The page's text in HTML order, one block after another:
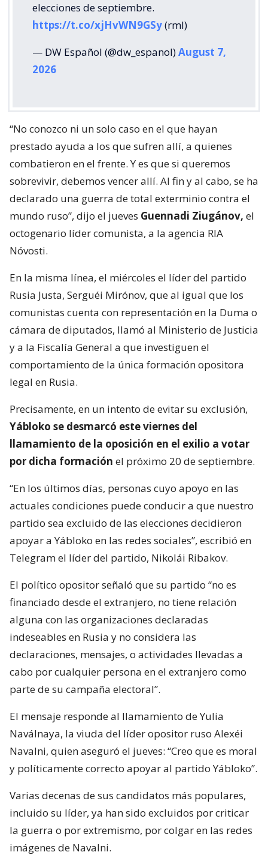
elecciones de septiembre.
https://t.co/xjHvWN9GSy(rml)
— DW Español (@dw_espanol)August 7,
2026
“No conozco ni un solo caso en el que hayan
prestado ayuda a los que sufren allí, a quienes
combatieron en el frente. Y es que si queremos
sobrevivir, debemos vencer allí. Al fin y al cabo, se ha
declarado una guerra de total exterminio contra el
mundo ruso”, dijo el jueves Guennadi Ziugánov, el
octogenario líder comunista, a la agencia RIA
Nóvosti.
En la misma línea, el miércoles el líder del partido
Rusia Justa, Serguéi Mirónov, que al igual que los
comunistas cuenta con representación en la Duma o
cámara de diputados, llamó al Ministerio de Justicia
y a la Fiscalía General a que investiguen el
comportamiento de la única formación opositora
legal en Rusia.
Precisamente, en un intento de evitar su exclusión,
Yábloko se desmarcó este viernes del
llamamiento de la oposición en el exilio a votar
por dicha formación el próximo 20 de septiembre.
“En los últimos días, personas cuyo apoyo en las
actuales condiciones puede conducir a que nuestro
partido sea excluido de las elecciones decidieron
apoyar a Yábloko en las redes sociales”, escribió en
Telegram el líder del partido, Nikolái Ribakov.
El político opositor señaló que su partido “no es
financiado desde el extranjero, no tiene relación
alguna con las organizaciones declaradas
indeseables en Rusia y no considera las
declaraciones, mensajes, o actividades llevadas a
cabo por cualquier persona en el extranjero como
parte de su campaña electoral”.
El mensaje responde al llamamiento de Yulia
Naválnaya, la viuda del líder opositor ruso Alexéi
Navalni, quien aseguró el jueves: “Creo que es moral
y políticamente correcto apoyar al partido Yábloko”.
Varias decenas de sus candidatos más populares,
incluido su líder, ya han sido excluidos por criticar
la guerra o por extremismo, por colgar en las redes
imágenes de Navalni.